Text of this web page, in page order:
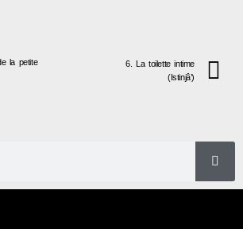
la petite
6. La toilette intime
(Istinjâ’)